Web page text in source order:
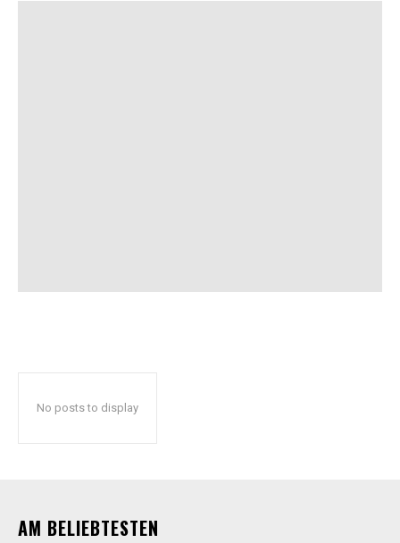
No posts to display
AM BELIEBTESTEN